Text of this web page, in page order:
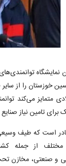
توانمندی‌های
خوزستان را از
متمایز می‌کند
برای تامین نیاز
است که طیف
مختلف از جمله
و صنعتی، مخازن